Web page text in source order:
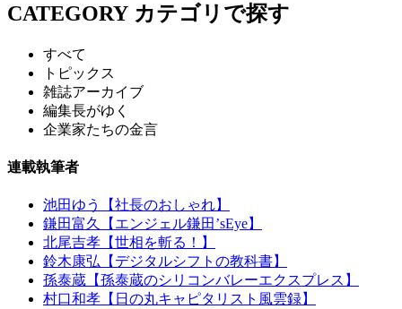
CATEGORY カテゴリで探す
すべて
トピックス
雑誌アーカイブ
編集長がゆく
企業家たちの金言
連載執筆者
池田ゆう【社長のおしゃれ】
鎌田富久【エンジェル鎌田’sEye】
北尾吉孝【世相を斬る！】
鈴木康弘【デジタルシフトの教科書】
孫泰蔵【孫泰蔵のシリコンバレーエクスプレス】
村口和孝【日の丸キャピタリスト風雲録】